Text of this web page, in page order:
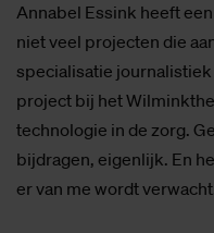
Annabel Essink heeft
niet veel projecten die
specialisatie
project bij het
technologie in de zorg.
bijdragen, eigenlijk. En
er van me wordt